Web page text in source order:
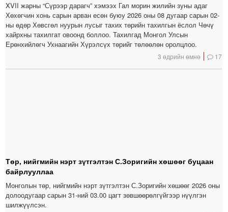
XVII жарны “Сүрээр дарагч” хэмээх Гал морин жилийн зуны адаг
Хөхөгчин хонь сарын арван есөн буюу 2026 оны 08 дугаар сарын 02-
ны өдөр Хөвсгөл нуурын лусыг тахих төрийн тахилгын ёслол Чөчү
хайрхны тахилгат овоонд боллоо. Тахилгад Монгол Улсын
Ерөнхийлөгч Ухнаагийн Хүрэлсүх төрийг төлөөлөн оролцлоо.
3 өдрийн өмнө 17
Төр, нийгмийн нэрт зүтгэлтэн С.Зоригийн хөшөөг буцаан
байрлууллаа
Монголын төр, нийгмийн нэрт зүтгэлтэн С.Зоригийн хөшөөг 2026 оны
долоодугаар сарын 31-ний 03.00 цагт зөвшөөрөлгүйгээр нүүлгэн
шилжүүлсэн.